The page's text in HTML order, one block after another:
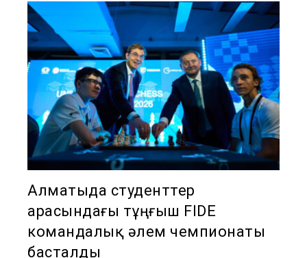
Алматыда студенттер
арасындағы тұңғыш FIDE
командалық әлем чемпионаты
басталды